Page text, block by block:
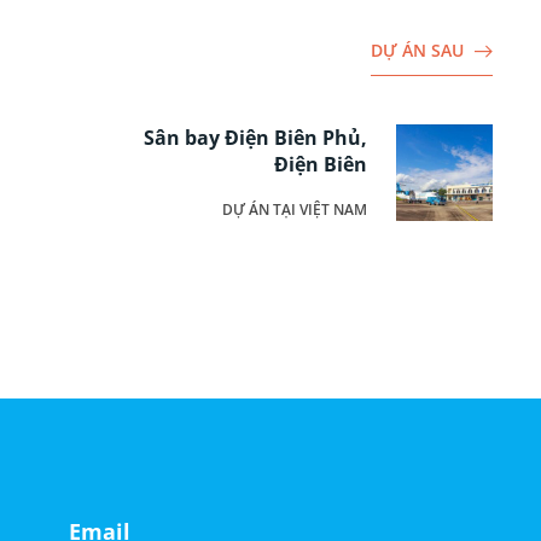
DỰ ÁN SAU
Sân bay Điện Biên Phủ,
Điện Biên
DỰ ÁN TẠI VIỆT NAM
Email